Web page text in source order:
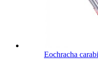
Eochracha